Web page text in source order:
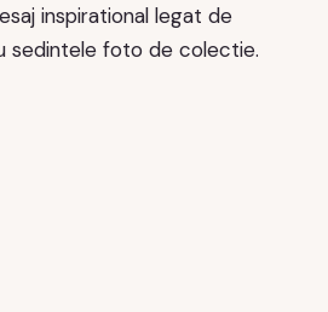
inspirational legat de
sedintele foto de colectie.